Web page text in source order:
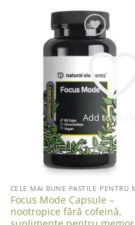
Add to
Focus Mode Capsule –
nootropice fără cofeină,